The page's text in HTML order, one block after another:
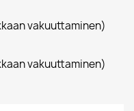
vakuuttaminen)
vakuuttaminen)